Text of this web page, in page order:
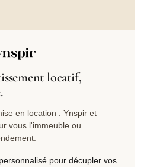
locatif,
en location : Ynspir et
vous l'immeuble ou
pour décupler vos